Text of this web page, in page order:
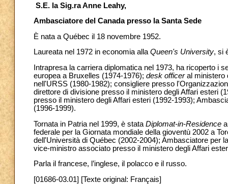
S.E. la Sig.ra Anne Leahy,
Ambasciatore del Canada presso la Santa Sede
È nata a Québec il 18 novembre 1952.
Laureata nel 1972 in economia allaQueen's University, si
Intrapresa la carriera diplomatica nel 1973, ha ricoperto i
europea a Bruxelles (1974-1976); desk officeral ministero
nell'URSS (1980-1982); consigliere presso
direttore di divisione presso il ministero degli Affari esteri
presso il ministero degli Affari esteri (1992-1993);
(1996-1999).
Tornata in Patria nel 1999, è stata Diplomat-in-Residence
federale per la Giornata mondiale della gioventù 2002 a
dell'Università di Québec (2002-2004); Ambasciatore per
vice-ministro associato presso il ministero degli Affari
Parla il francese, l’inglese, il polacco e il russo.
[01686-03.01] [Texte original: Français]